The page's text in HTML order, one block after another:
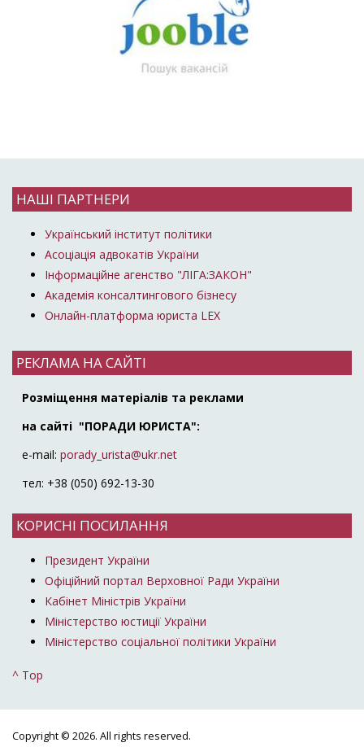
НАШІ ПАРТНЕРИ
Український інститут політики
Асоціація адвокатів України
Інформаційне агенство "ЛІГА:ЗАКОН"
Академія консалтингового бізнесу
Онлайн-платформа юриста LEX
РЕКЛАМА НА САЙТІ
Розміщення матеріалів та реклами
на сайті "ПОРАДИ ЮРИСТА":
e-mail: porady_urista@ukr.net
тел: +38 (050) 692-13-30
КОРИСНІ ПОСИЛАННЯ
Президент України
Офіційний портал Верховної Ради України
Кабінет Міністрів України
Міністерство юстиції України
Міністерство соціальної політики України
^ Top
Copyright © 2026. All rights reserved.